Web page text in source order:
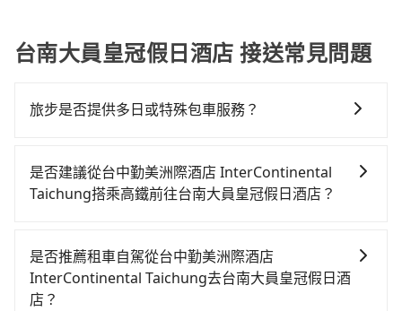
台南大員皇冠假日酒店 接送常見問題
旅步是否提供多日或特殊包車服務？
專人回覆您。
是否建議從台中勤美洲際酒店 InterContinental
Taichung搭乘高鐵前往台南大員皇冠假日酒店？
搭高鐵前往台南大員皇冠假日酒店，高鐵較貴、費時！
從最早06:25一直到23:07，台中-台南一天最多有74班次
高鐵可搭乘。假設從台中勤美洲際酒店
是否推薦租車自駕從台中勤美洲際酒店
InterContinental Taichung去台南大員皇冠假日酒
店？